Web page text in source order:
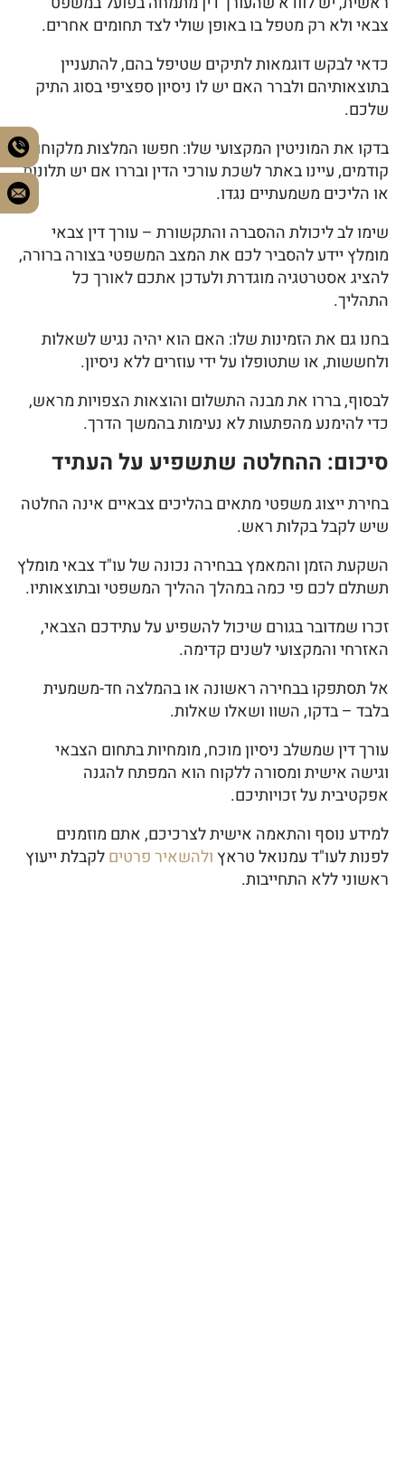
צבאי ולא רק מטפל בו באופן שולי לצד תחומים אחרים.
כדאי לבקש דוגמאות לתיקים שטיפל בהם, להתעניין
בתוצאותיהם ולברר האם יש לו ניסיון ספציפי בסוג התיק
שלכם.
בדקו את המוניטין המקצועי שלו: חפשו המלצות מלקוחות
קודמים, עיינו באתר לשכת עורכי הדין ובררו אם יש תלונות
או הליכים משמעתיים נגדו.
שימו לב ליכולת ההסברה והתקשורת – עורך דין צבאי
מומלץ יידע להסביר לכם את המצב המשפטי בצורה ברורה,
להציג אסטרטגיה מוגדרת ולעדכן אתכם לאורך כל
התהליך.
בחנו גם את הזמינות שלו: האם הוא יהיה נגיש לשאלות
ולחששות, או שתטופלו על ידי עוזרים ללא ניסיון.
לבסוף, בררו את מבנה התשלום והוצאות הצפויות מראש,
כדי להימנע מהפתעות לא נעימות בהמשך הדרך.
סיכום: ההחלטה שתשפיע על העתיד
בחירת ייצוג משפטי מתאים בהליכים צבאיים אינה החלטה
שיש לקבל בקלות ראש.
השקעת הזמן והמאמץ בבחירה נכונה של עו"ד צבאי מומלץ
תשתלם לכם פי כמה במהלך ההליך המשפטי ובתוצאותיו.
זכרו שמדובר בגורם שיכול להשפיע על עתידכם הצבאי,
האזרחי והמקצועי לשנים קדימה.
אל תסתפקו בבחירה ראשונה או בהמלצה חד-משמעית
בלבד – בדקו, השוו ושאלו שאלות.
עורך דין שמשלב ניסיון מוכח, מומחיות בתחום הצבאי
וגישה אישית ומסורה ללקוח הוא המפתח להגנה
אפקטיבית על זכויותיכם.
למידע נוסף והתאמה אישית לצרכיכם, אתם מוזמנים
לפנות לעו"ד עמנואל טראץולהשאיר פרטיםלקבלת ייעוץ
ראשוני ללא התחייבות.